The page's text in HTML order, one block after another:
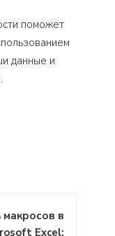
поможет
данные и
макросов в
Excel: